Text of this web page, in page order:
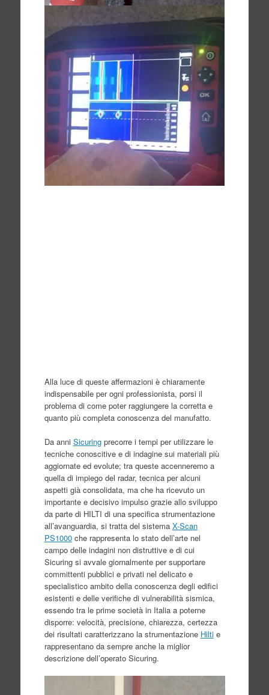
Alla luce di queste affermazioni è chiaramente
indispensabile per ogni professionista, porsi il
problema di come poter raggiungere la corretta e
quanto più completa conoscenza del manufatto.
Da anni Sicuringprecorre i tempi per utilizzare le
tecniche conoscitive e di indagine sui materiali più
aggiornate ed evolute; tra queste accenneremo a
quella di impiego del radar, tecnica per alcuni
aspetti già consolidata, ma che ha ricevuto un
importante e decisivo impulso grazie allo sviluppo
da parte di HILTI di una specifica strumentazione
all’avanguardia, si tratta del sistema X-Scan
PS1000che rappresenta lo stato dell’arte nel
campo delle indagini non distruttive e di cui
Sicuring si avvale giornalmente per supportare
committenti pubblici e privati nel delicato e
specialistico ambito della conoscenza degli edifici
esistenti e delle verifiche di vulnerabilità sismica,
essendo tra le prime società in Italia a poterne
disporre: velocità, precisione, chiarezza, certezza
dei risultati caratterizzano la strumentazione Hiltie
rappresentano da sempre anche la miglior
descrizione dell’operato Sicuring.